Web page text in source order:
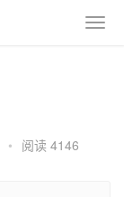
• 阅读 4146